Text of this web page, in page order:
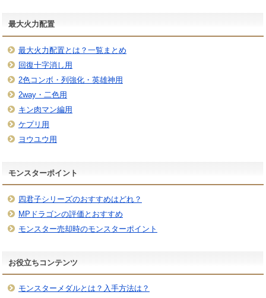
最大火力配置
最大火力配置とは？一覧まとめ
回復十字消し用
2色コンボ・列強化・英雄神用
2way・二色用
キン肉マン編用
ケプリ用
ヨウユウ用
モンスターポイント
四君子シリーズのおすすめはどれ？
MPドラゴンの評価とおすすめ
モンスター売却時のモンスターポイント
お役立ちコンテンツ
モンスターメダルとは？入手方法は？